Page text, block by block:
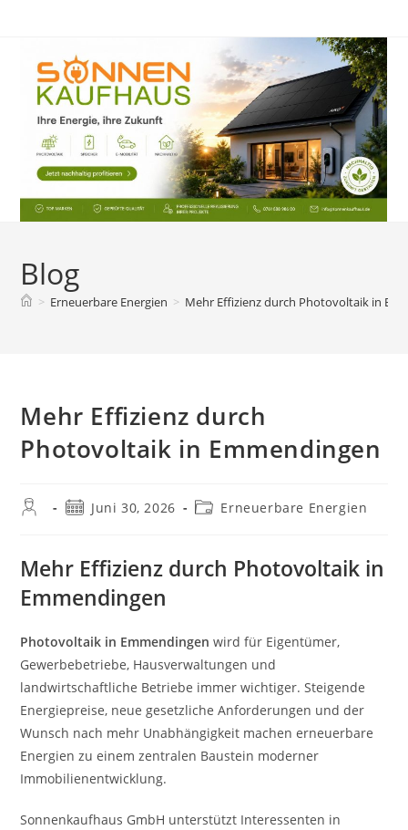
Blog
> Erneuerbare Energien > Mehr Effizienz durch Photovoltaik in
Mehr Effizienz durch
Photovoltaik in Emmendingen
Beitrags-BeitragJuni 30, 2026
Beitrags-
Erneuerbare Energien
Mehr Effizienz durch Photovoltaik in
Emmendingen
Photovoltaik in Emmendingen wird für Eigentümer,
Gewerbebetriebe, Hausverwaltungen und
landwirtschaftliche Betriebe immer wichtiger. Steigende
Energiepreise, neue gesetzliche Anforderungen und der
Wunsch nach mehr Unabhängigkeit machen erneuerbare
Energien zu einem zentralen Baustein moderner
Immobilienentwicklung.
Sonnenkaufhaus GmbH unterstützt Interessenten in